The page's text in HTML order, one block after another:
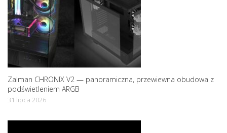
n
Zalman CHRONIX V2 — panoramiczna, przewiewna obudowa z
podświetleniem ARGB
31 lipca 2026